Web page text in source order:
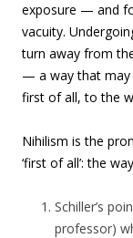
exposure — and
vacuity.
turn away from
— a way that may
first of all, to the
Nihilism is the
‘first of all’: the
Schiller’s
professor)